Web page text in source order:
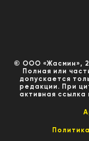
© ООО «Жасмин»,
Полная или
допускается
редакции. При
активная ссылка